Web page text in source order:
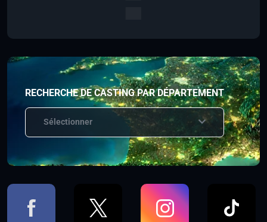
RECHERCHE DE CASTING PAR DÉPARTEMENT
Sélectionner